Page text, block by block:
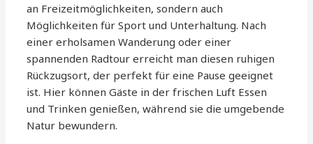
an Freizeitmöglichkeiten, sondern auch
Möglichkeiten für Sport und Unterhaltung. Nach
einer erholsamen Wanderung oder einer
spannenden Radtour erreicht man diesen ruhigen
Rückzugsort, der perfekt für eine Pause geeignet
ist. Hier können Gäste in der frischen Luft Essen
und Trinken genießen, während sie die umgebende
Natur bewundern.